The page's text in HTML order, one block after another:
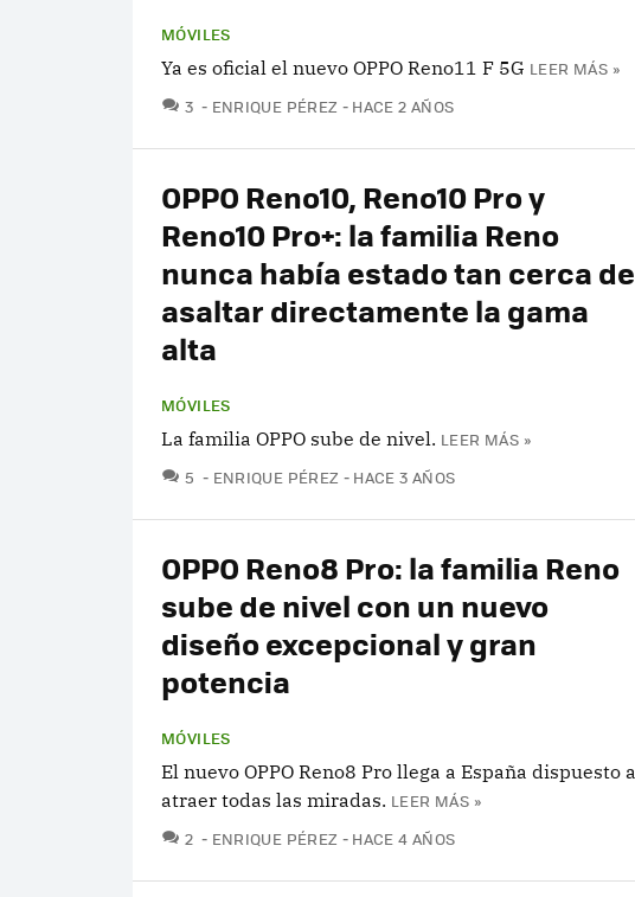
MÓVILES
Ya es oficial el nuevo OPPO Reno11 F 5G LEER MÁS »
3 COMENTARIOS
ENRIQUE PÉREZ HACE 2 AÑOS
OPPO Reno10, Reno10 Pro y
Reno10 Pro+: la familia Reno
nunca había estado tan cerca de
asaltar directamente la gama
alta
MÓVILES
La familia OPPO sube de nivel. LEER MÁS »
5 COMENTARIOS
ENRIQUE PÉREZ HACE 3 AÑOS
OPPO Reno8 Pro: la familia Reno
sube de nivel con un nuevo
diseño excepcional y gran
potencia
MÓVILES
El nuevo OPPO Reno8 Pro llega a España dispuesto a
atraer todas las miradas. LEER MÁS »
2 COMENTARIOS
ENRIQUE PÉREZ HACE 4 AÑOS